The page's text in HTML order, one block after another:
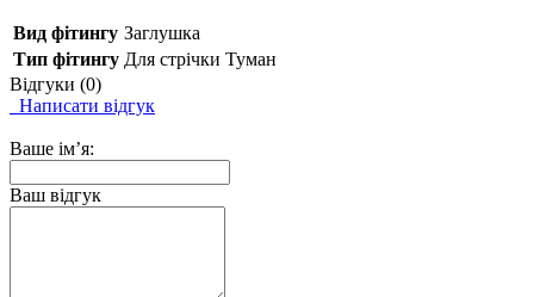
Вид фітингу Заглушка
Тип фітингу Для стрічки Туман
Відгуки (0)
Написати відгук
Ваше ім’я:
Ваш відгук